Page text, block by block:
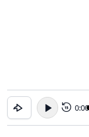
15 0:00